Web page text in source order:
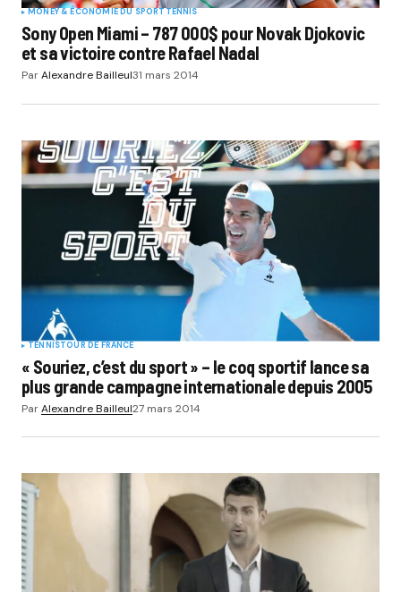
MONEY & ÉCONOMIE DU SPORT TENNIS
Sony Open Miami – 787 000$ pour Novak Djokovic
et sa victoire contre Rafael Nadal
ParAlexandre Bailleul31 mars 2014
TENNISTOUR DE FRANCE
« Souriez, c’est du sport » – le coq sportif lance sa
plus grande campagne internationale depuis 2005
ParAlexandre Bailleul27 mars 2014